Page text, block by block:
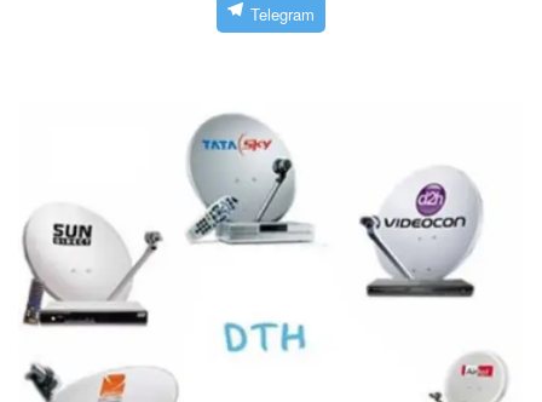
Telegram